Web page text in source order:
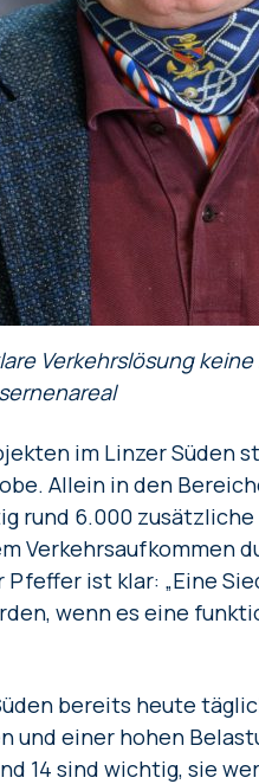
Verkehrslösung
im Linzer Süden
Allein in den
rund 6.000
Verkehrsaufkommen
ist klar: „Eine
wenn es eine
bereits heute
und einer hohen
14 sind wichtig, sie